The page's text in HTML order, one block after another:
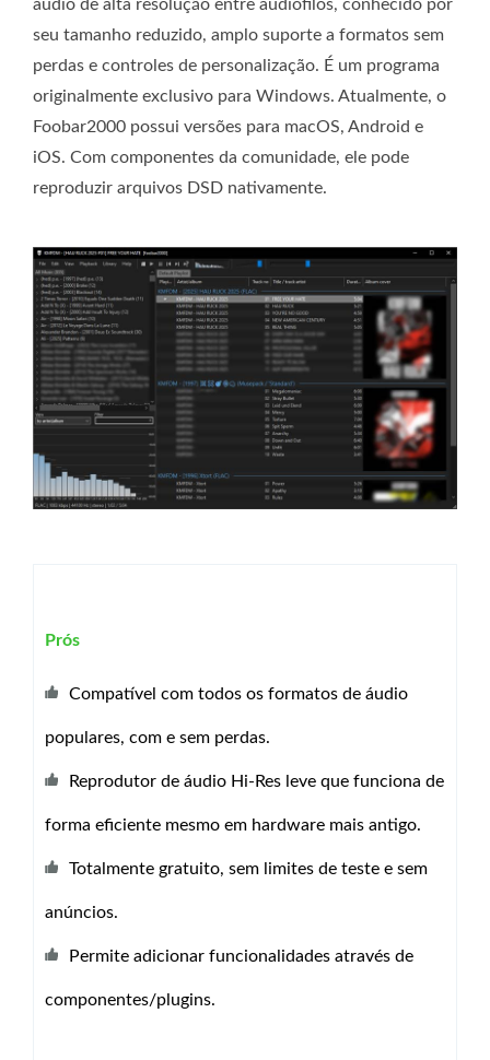
áudio de alta resolução entre audiófilos, conhecido por
seu tamanho reduzido, amplo suporte a formatos sem
perdas e controles de personalização. É um programa
originalmente exclusivo para Windows. Atualmente, o
Foobar2000 possui versões para macOS, Android e
iOS. Com componentes da comunidade, ele pode
reproduzir arquivos DSD nativamente.
Prós
Compatível com todos os formatos de áudio
populares, com e sem perdas.
Reprodutor de áudio Hi-Res leve que funciona de
forma eficiente mesmo em hardware mais antigo.
Totalmente gratuito, sem limites de teste e sem
anúncios.
Permite adicionar funcionalidades através de
componentes/plugins.